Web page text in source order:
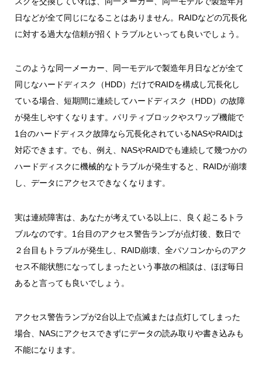
日などが全て同じになることはありません。RAIDなどの冗長化
に対する過大な信頼が招くトラブルといっても良いでしょう。
このような同一メーカー、同一モデルで製造年月日などが全て
同じなハードディスク（HDD）だけでRAIDを構成し冗長化し
ている場合、短期間に連続してハードディスク（HDD）の故障
が発生しやすくなります。パリティブロックやスワップ機能で
1台のハードディスク故障なら冗長化されているNASやRAIDは
対応できます。でも、例え、NASやRAIDでも連続して幾つかの
ハードディスクに機械的なトラブルが発生すると、RAIDが崩壊
し、データにアクセスできなくなります。
実は連続障害は、あなたが考えている以上に、良く起こるトラ
ブルなのです。1台目のアクセス警告ランプが点灯後、数日で
２台目もトラブルが発生し、RAID崩壊、全パソコンからのアク
セス不能状態になってしまったという事故の相談は、ほぼ毎日
あると言っても良いでしょう。
アクセス警告ランプが2台以上で点滅または点灯してしまった
場合、NASにアクセスできずにデータの読み取りや書き込みも
不能になります。